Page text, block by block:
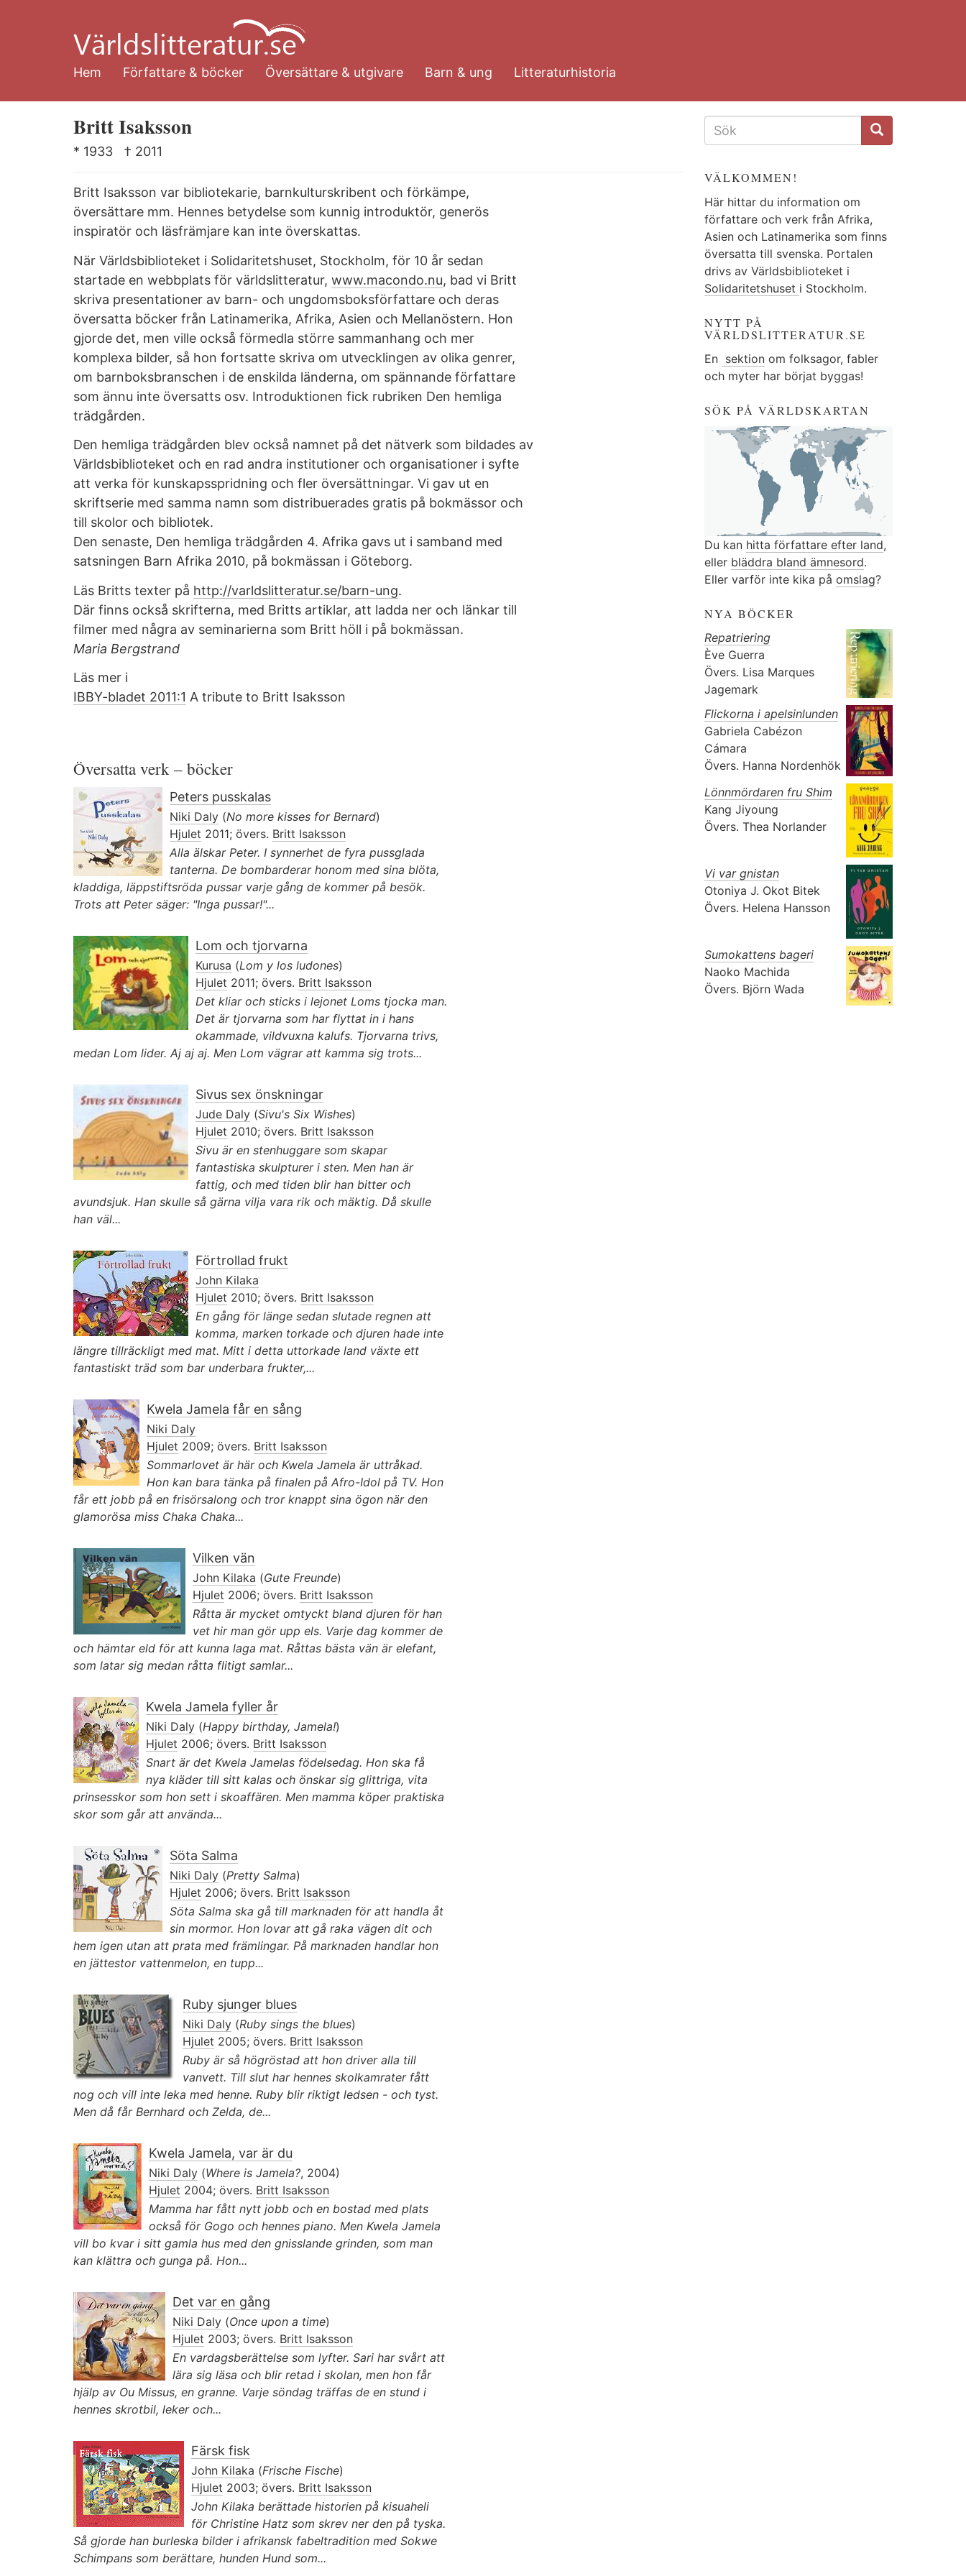
huvudinnehåll
Hem
Författare & böcker Översättare & utgivare Barn & ung Litteraturhistoria
Britt Isaksson
* 1933 † 2011
Britt Isaksson var bibliotekarie, barnkulturskribent och förkämpe,
översättare mm. Hennes betydelse som kunnig introduktör, generös
inspiratör och läsfrämjare kan inte överskattas.
När Världsbiblioteket i Solidaritetshuset, Stockholm, för 10 år sedan
startade en webbplats för världslitteratur, www.macondo.nu, bad vi Britt
skriva presentationer av barn- och ungdomsboksförfattare och deras
översatta böcker från Latinamerika, Afrika, Asien och Mellanöstern. Hon
gjorde det, men ville också förmedla större sammanhang och mer
komplexa bilder, så hon fortsatte skriva om utvecklingen av olika genrer,
om barnboksbranschen i de enskilda länderna, om spännande författare
som ännu inte översatts osv. Introduktionen fick rubriken Den hemliga
trädgården.
Den hemliga trädgården blev också namnet på det nätverk som bildades av
Världsbiblioteket och en rad andra institutioner och organisationer i syfte
att verka för kunskapsspridning och fler översättningar. Vi gav ut en
skriftserie med samma namn som distribuerades gratis på bokmässor och
till skolor och bibliotek.
Den senaste, Den hemliga trädgården 4. Afrika gavs ut i samband med
satsningen Barn Afrika 2010, på bokmässan i Göteborg.
Läs Britts texter på http://varldslitteratur.se/barn-ung.
Där finns också skrifterna, med Britts artiklar, att ladda ner och länkar till
filmer med några av seminarierna som Britt höll i på bokmässan.
Maria Bergstrand
Läs mer i
IBBY-bladet 2011:1 A tribute to Britt Isaksson
Översatta verk – böcker
Peters pusskalas
Niki Daly (No more kisses for Bernard)
Hjulet 2011; övers. Britt Isaksson
Alla älskar Peter. I synnerhet de fyra pussglada
tanterna. De bombarderar honom med sina blöta,
kladdiga, läppstiftsröda pussar varje gång de kommer på besök.
Trots att Peter säger: "Inga pussar!"...
Lom och tjorvarna
Kurusa (Lom y los ludones)
Hjulet 2011; övers. Britt Isaksson
Det kliar och sticks i lejonet Loms tjocka man.
Det är tjorvarna som har flyttat in i hans
okammade, vildvuxna kalufs. Tjorvarna trivs,
medan Lom lider. Aj aj aj. Men Lom vägrar att kamma sig trots...
Sivus sex önskningar
Jude Daly (Sivu's Six Wishes)
Hjulet 2010; övers. Britt Isaksson
Sivu är en stenhuggare som skapar
fantastiska skulpturer i sten. Men han är
fattig, och med tiden blir han bitter och
avundsjuk. Han skulle så gärna vilja vara rik och mäktig. Då skulle
han väl...
Förtrollad frukt
John Kilaka
Hjulet 2010; övers. Britt Isaksson
En gång för länge sedan slutade regnen att
komma, marken torkade och djuren hade inte
längre tillräckligt med mat. Mitt i detta uttorkade land växte ett
fantastiskt träd som bar underbara frukter,...
Kwela Jamela får en sång
Niki Daly
Hjulet 2009; övers. Britt Isaksson
Sommarlovet är här och Kwela Jamela är uttråkad.
Hon kan bara tänka på finalen på Afro-Idol på TV. Hon
får ett jobb på en frisörsalong och tror knappt sina ögon när den
glamorösa miss Chaka Chaka...
Vilken vän
John Kilaka (Gute Freunde)
Hjulet 2006; övers. Britt Isaksson
Råtta är mycket omtyckt bland djuren för han
vet hir man gör upp els. Varje dag kommer de
och hämtar eld för att kunna laga mat. Råttas bästa vän är elefant,
som latar sig medan råtta flitigt samlar...
Kwela Jamela fyller år
Niki Daly (Happy birthday, Jamela!)
Hjulet 2006; övers. Britt Isaksson
Snart är det Kwela Jamelas födelsedag. Hon ska få
nya kläder till sitt kalas och önskar sig glittriga, vita
prinsesskor som hon sett i skoaffären. Men mamma köper praktiska
skor som går att använda...
Söta Salma
Niki Daly (Pretty Salma)
Hjulet 2006; övers. Britt Isaksson
Söta Salma ska gå till marknaden för att handla åt
sin mormor. Hon lovar att gå raka vägen dit och
hem igen utan att prata med främlingar. På marknaden handlar hon
en jättestor vattenmelon, en tupp...
Ruby sjunger blues
Niki Daly (Ruby sings the blues)
Hjulet 2005; övers. Britt Isaksson
Ruby är så högröstad att hon driver alla till
vanvett. Till slut har hennes skolkamrater fått
nog och vill inte leka med henne. Ruby blir riktigt ledsen - och tyst.
Men då får Bernhard och Zelda, de...
Kwela Jamela, var är du
Niki Daly (Where is Jamela?, 2004)
Hjulet 2004; övers. Britt Isaksson
Mamma har fått nytt jobb och en bostad med plats
också för Gogo och hennes piano. Men Kwela Jamela
vill bo kvar i sitt gamla hus med den gnisslande grinden, som man
kan klättra och gunga på. Hon...
Det var en gång
Niki Daly (Once upon a time)
Hjulet 2003; övers. Britt Isaksson
En vardagsberättelse som lyfter. Sari har svårt att
lära sig läsa och blir retad i skolan, men hon får
hjälp av Ou Missus, en granne. Varje söndag träffas de en stund i
hennes skrotbil, leker och...
Färsk fisk
John Kilaka (Frische Fische)
Hjulet 2003; övers. Britt Isaksson
John Kilaka berättade historien på kisuaheli
för Christine Hatz som skrev ner den på tyska.
Så gjorde han burleska bilder i afrikansk fabeltradition med Sokwe
Schimpans som berättare, hunden Hund som...
SÖKFORMULÄR
VÄLKOMMEN!
Här hittar du information om
författare och verk från Afrika,
Asien och Latinamerika som finns
översatta till svenska. Portalen
drivs av Världsbiblioteket i
Solidaritetshuset i Stockholm.
NYTT PÅ
VÄRLDSLITTERATUR.SE
En sektionom folksagor, fabler
och myter har börjat byggas!
SÖK PÅ VÄRLDSKARTAN
Du kan hitta författare efter land,
eller bläddra bland ämnesord.
Eller varför inte kika på omslag?
NYA BÖCKER
Repatriering
Ève Guerra
Övers. Lisa Marques
Jagemark
Flickorna i apelsinlunden
Gabriela Cabézon
Cámara
Övers. Hanna Nordenhök
Lönnmördaren fru Shim
Kang Jiyoung
Övers. Thea Norlander
Vi var gnistan
Otoniya J. Okot Bitek
Övers. Helena Hansson
Sumokattens bageri
Naoko Machida
Övers. Björn Wada